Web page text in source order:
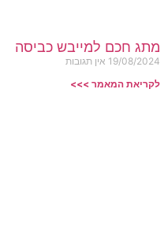
מתג חכם למייבש כביסה
19/08/2024 אין תגובות
לקריאת המאמר >>>